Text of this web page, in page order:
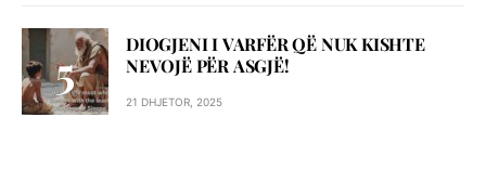
DIOGJENI I VARFËR QË NUK KISHTE
NEVOJË PËR ASGJË!
21 DHJETOR, 2025